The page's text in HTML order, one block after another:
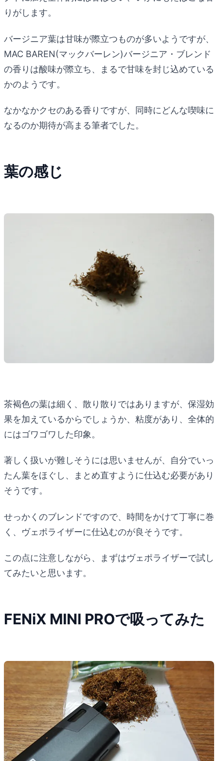
りがします。
バージニア葉は甘味が際立つものが多いようですが、
MAC BAREN(マックバーレン)バージニア・ブレンド
の香りは酸味が際立ち、まるで甘味を封じ込めている
かのようです。
なかなかクセのある香りですが、同時にどんな喫味に
なるのか期待が高まる筆者でした。
葉の感じ
茶褐色の葉は細く、散り散りではありますが、保湿効
果を加えているからでしょうか、粘度があり、全体的
にはゴワゴワした印象。
著しく扱いが難しそうには思いませんが、自分でいっ
たん葉をほぐし、まとめ直すように仕込む必要があり
そうです。
せっかくのブレンドですので、時間をかけて丁寧に巻
く、ヴェポライザーに仕込むのが良そうです。
この点に注意しながら、まずはヴェポライザーで試し
てみたいと思います。
FENiX MINI PROで吸ってみた